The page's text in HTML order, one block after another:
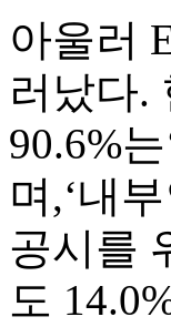
아울러
러났다.
90.6%
며,‘내
공시를
도